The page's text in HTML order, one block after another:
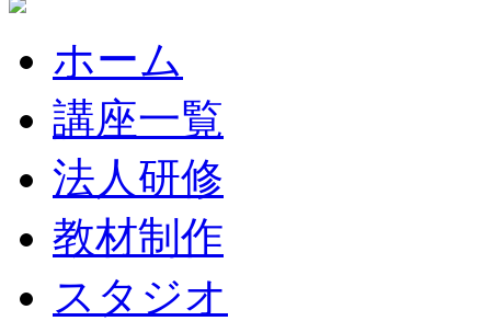
ホーム
講座一覧
法人研修
教材制作
スタジオ